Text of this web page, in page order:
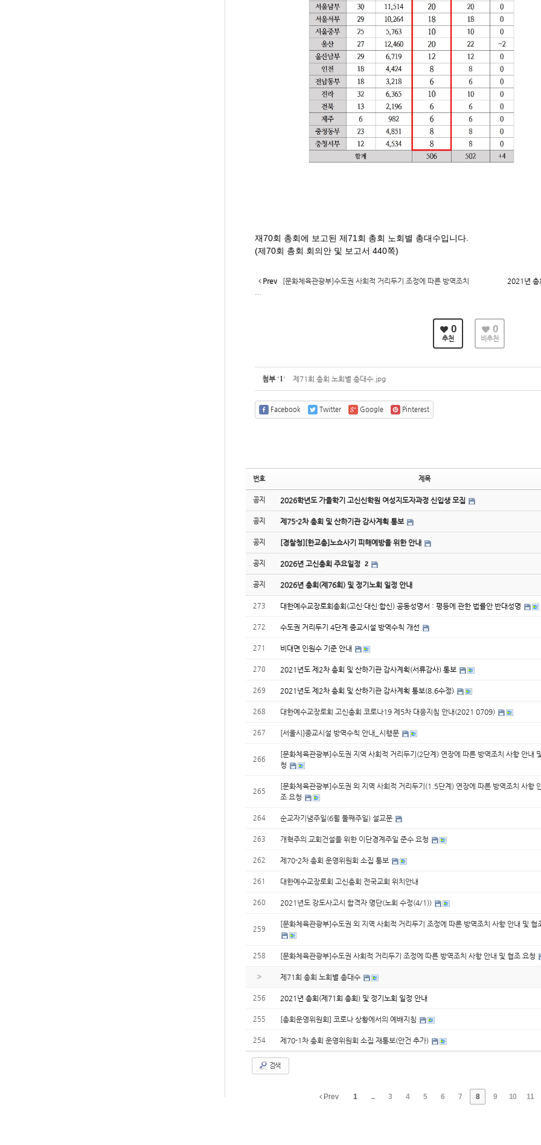
재70회 총회에 보고된 제71회 총회 노회별 총대수입니다.
(제70회 총회 회의안 및 보고서 440쪽)
Prev
[문화체육관광부]수도권 사회적 거리두기 조정에 따른 방역조치
2021년 총
0
추천
0
비추천
첨부 '1' 제71회 총회 노회별 총대수.jpg
Facebook Twitter Google Pinterest
번호 제목
공지 2026학년도 가을학기 고신신학원 여성지도자과정 신입생 모집
공지 제75-2차 총회 및 산하기관 감사계획 통보
공지 [경찰청][한교총]노쇼사기 피해예방을 위한 안내
공지 2026년 고신총회 주요일정 2
공지 2026년 총회(제76회) 및 정기노회 일정 안내
273 대한예수교장로회총회(고신·대신·합신) 공동성명서 : 평등에 관한 법률안 반대성명
272 수도권 거리두기 4단계 종교시설 방역수칙 개선
271 비대면 인원수 기준 안내
270 2021년도 제2차 총회 및 산하기관 감사계획(서류감사) 통보
269 2021년도 제2차 총회 및 산하기관 감사계획 통보(8.6수정)
268 대한예수교장로회 고신총회 코로나19 제5차 대응지침 안내(2021 0709)
267 [서울시]종교시설 방역수칙 안내_시행문
266
[문화체육관광부]수도권 지역 사회적 거리두기(2단계) 연장에 따른 방역조치 사항 안내
청
265
[문화체육관광부]수도권 외 지역 사회적 거리두기(1.5단계) 연장에 따른 방역조치 사항
조 요청
264 순교자기념주일(6월 둘째주일) 설교문
263 개혁주의 교회건설을 위한 이단경계주일 준수 요청
262 제70-2차 총회 운영위원회 소집 통보
261 대한예수교장로회 고신총회 전국교회 위치안내
260 2021년도 강도사고시 합격자 명단(노회 수정(4/1))
259
[문화체육관광부]수도권 외 지역 사회적 거리두기 조정에 따른 방역조치 사항 안내 및 협
258 [문화체육관광부]수도권 사회적 거리두기 조정에 따른 방역조치 사항 안내 및 협조 요청
» 제71회 총회 노회별 총대수
256 2021년 총회(제71회 총회) 및 정기노회 일정 안내
255 [총회운영위원회] 코로나 상황에서의 예배지침
254 제70-1차 총회 운영위원회 소집 재통보(안건 추가)
검색
Prev 1 ... 3 4 5 6 7 8 9 10 11